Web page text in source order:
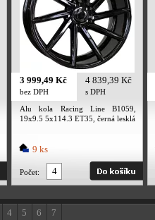
3 999,49 Kč
bez DPH
4 839,39 Kč
s DPH
Alu kola Racing Line B1059,
19x9.5 5x114.3 ET35, černá lesklá
9 ks
Počet:
4 5 6 7